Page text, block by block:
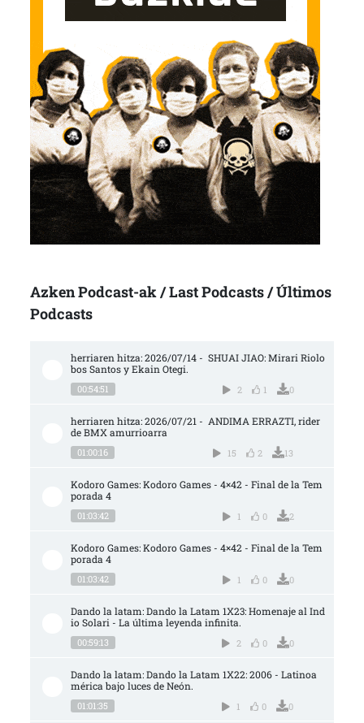
Azken Podcast-ak / Last Podcasts / Últimos
Podcasts
herriaren hitza: 2026/07/14 -  SHUAI JIAO: Mirari Riolo
bos Santos y Ekain Otegi.
00:54:51 2 1 0
herriaren hitza: 2026/07/21 -  ANDIMA ERRAZTI, rider
de BMX amurrioarra
01:00:16 15 2 13
Kodoro Games: Kodoro Games - 4×42 - Final de la Tem
porada 4
01:03:42 1 0 2
Kodoro Games: Kodoro Games - 4×42 - Final de la Tem
porada 4
01:03:42 1 0 0
Dando la latam: Dando la Latam 1X23: Homenaje al Ind
io Solari - La última leyenda infinita.
00:59:13 2 0 0
Dando la latam: Dando la Latam 1X22: 2006 - Latinoa
mérica bajo luces de Neón.
01:01:35 1 0 0